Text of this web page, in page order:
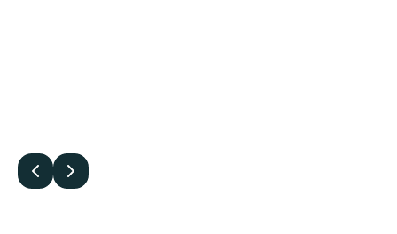
Edellinen
Seuraava